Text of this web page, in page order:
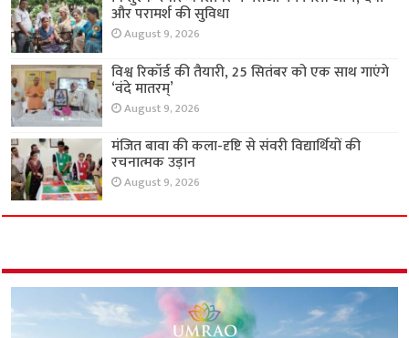
और परामर्श की सुविधा
August 9, 2026
विश्व रिकॉर्ड की तैयारी, 25 सितंबर को एक साथ गाएंगे
‘वंदे मातरम्’
August 9, 2026
मंजित बावा की कला-दृष्टि से संवरी विद्यार्थियों की
रचनात्मक उड़ान
August 9, 2026